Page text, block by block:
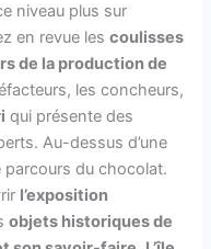
niveau plus sur
en revue lescoulisses
de la production de
les concheurs,
qui présente des
Au-dessus d’une
parcours du chocolat.
l’exposition
objets historiques de